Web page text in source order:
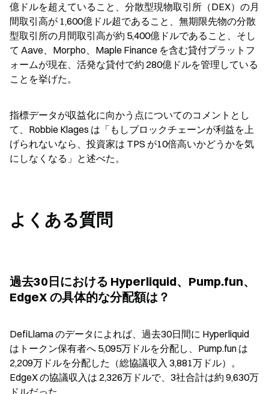
億ドルを超えていること、分散型現物取引所（DEX）の月
間取引高が 1,600億ドル超であること、無期限先物の分散
型取引所の月間取引高が約 5,400億ドルであること、そし
て Aave、Morpho、Maple Finance を含む貸付プラットフ
ォームが現在、活発な貸付で約 280億ドルを管理している
ことを挙げた。
指標データが収益化に向かう点についてのコメントとし
て、Robbie Klages は「もしブロックチェーンが利益を上
げられないなら、投資家は TPS が10倍高いかどうかを気
にしなくなる」と述べた。
よくある質問
過去30日における Hyperliquid、Pump.fun、
EdgeX の具体的な分配額は？
DefiLlama のデータによれば、過去30日間に Hyperliquid
はトークン保有者へ 5,095万ドルを分配し、Pump.fun は
2,209万ドルを分配した（総協議収入 3,881万ドル）。
EdgeX の協議収入は 2,326万ドルで、3社合計は約 9,630万